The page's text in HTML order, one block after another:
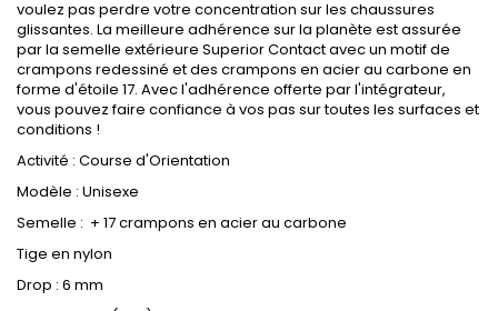
voulez pas perdre votre concentration sur les chaussures
glissantes. La meilleure adhérence sur la planète est assurée
par la semelle extérieure Superior Contact avec un motif de
crampons redessiné et des crampons en acier au carbone en
forme d'étoile 17. Avec l'adhérence offerte par l'intégrateur,
vous pouvez faire confiance à vos pas sur toutes les surfaces et
conditions !
Activité : Course d'Orientation
Modèle : Unisexe
Semelle : + 17 crampons en acier au carbone
Tige en nylon
Drop : 6 mm